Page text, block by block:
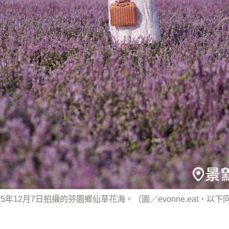
年12月7日拍攝的芬園鄉仙草花海。（圖／evonne.eat，以下